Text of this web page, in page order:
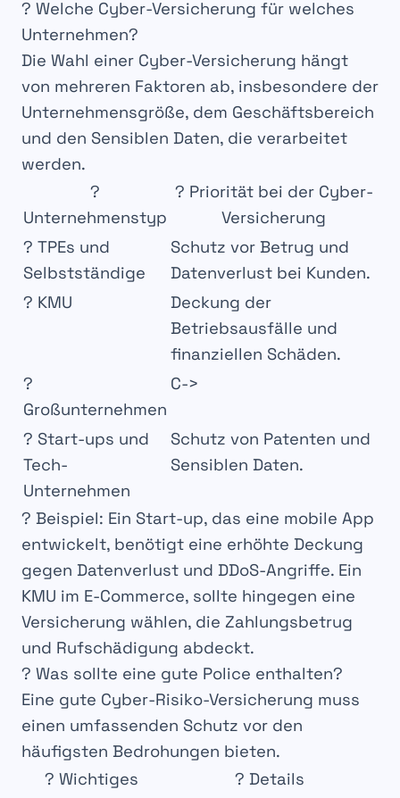
? Welche Cyber-Versicherung für welches
Unternehmen?
Die Wahl einer Cyber-Versicherung hängt
von mehreren Faktoren ab, insbesondere der
Unternehmensgröße, dem Geschäftsbereich
und den Sensiblen Daten, die verarbeitet
werden.
?
Unternehmenstyp
? Priorität bei der Cyber-
Versicherung
? TPEs und
Selbstständige
Schutz vor Betrug und
Datenverlust bei Kunden.
? KMU
Deckung der
Betriebsausfälle und
finanziellen Schäden.
?
Großunternehmen
C->
? Start-ups und
Tech-
Unternehmen
Schutz von Patenten und
Sensiblen Daten.
? Beispiel: Ein Start-up, das eine mobile App
entwickelt, benötigt eine erhöhte Deckung
gegen Datenverlust und DDoS-Angriffe. Ein
KMU im E-Commerce, sollte hingegen eine
Versicherung wählen, die Zahlungsbetrug
und Rufschädigung abdeckt.
? Was sollte eine gute Police enthalten?
Eine gute Cyber-Risiko-Versicherung muss
einen umfassenden Schutz vor den
häufigsten Bedrohungen bieten.
?️ Wichtiges
? Details